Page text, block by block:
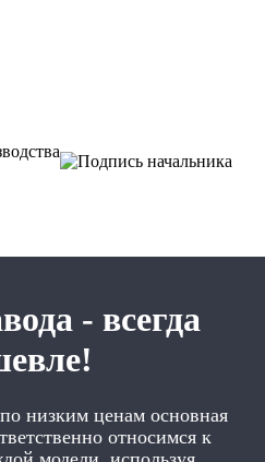
- всегда
низким ценам основная
относимся к